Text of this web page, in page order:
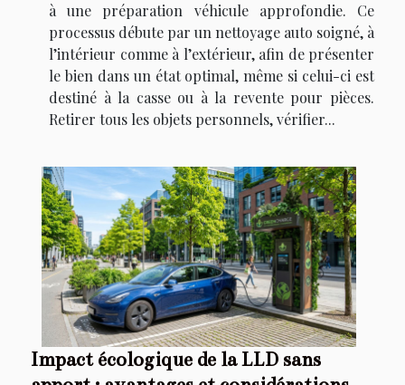
à une préparation véhicule approfondie. Ce
processus débute par un nettoyage auto soigné, à
l’intérieur comme à l’extérieur, afin de présenter
le bien dans un état optimal, même si celui-ci est
destiné à la casse ou à la revente pour pièces.
Retirer tous les objets personnels, vérifier...
Impact écologique de la LLD sans